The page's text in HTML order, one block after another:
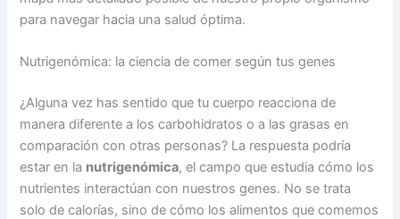
para navegar hacia una salud óptima.
Nutrigenómica: la ciencia de comer según tus genes
¿Alguna vez has sentido que tu cuerpo reacciona de
manera diferente a los carbohidratos o a las grasas en
comparación con otras personas? La respuesta podría
estar en la nutrigenómica, el campo que estudia cómo los
nutrientes interactúan con nuestros genes. No se trata
solo de calorías, sino de cómo los alimentos que comemos